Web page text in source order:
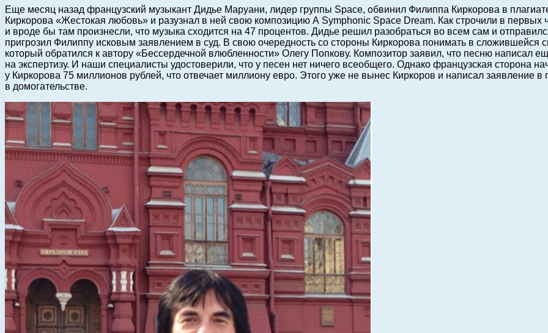
Еще месяц назад французский музыкант Дидье Маруани, лидер группы Space, обвинил Филиппа Киркорова в
Киркорова «Жестокая любовь» и разузнал в ней свою композицию A Symphonic Space Dream. Как строчили в первых
и вроде бы там произнесли, что музыка сходится на 47 процентов. Дидье решил разобраться во всем сам и
пригрозил Филиппу исковым заявлением в суд. В свою очередность со стороны Киркорова понимать в сложившейся
который обратился к автору «Бессердечной влюбленности» Олегу Попкову. Композитор заявил, что песню написал
на экспертизу. И наши специалисты удостоверили, что у песен нет ничего всеобщего. Однако французская сторона
у Киркорова 75 миллионов рублей, что отвечает миллиону евро. Этого уже не вынес Киркоров и написал заявление
в домогательстве.